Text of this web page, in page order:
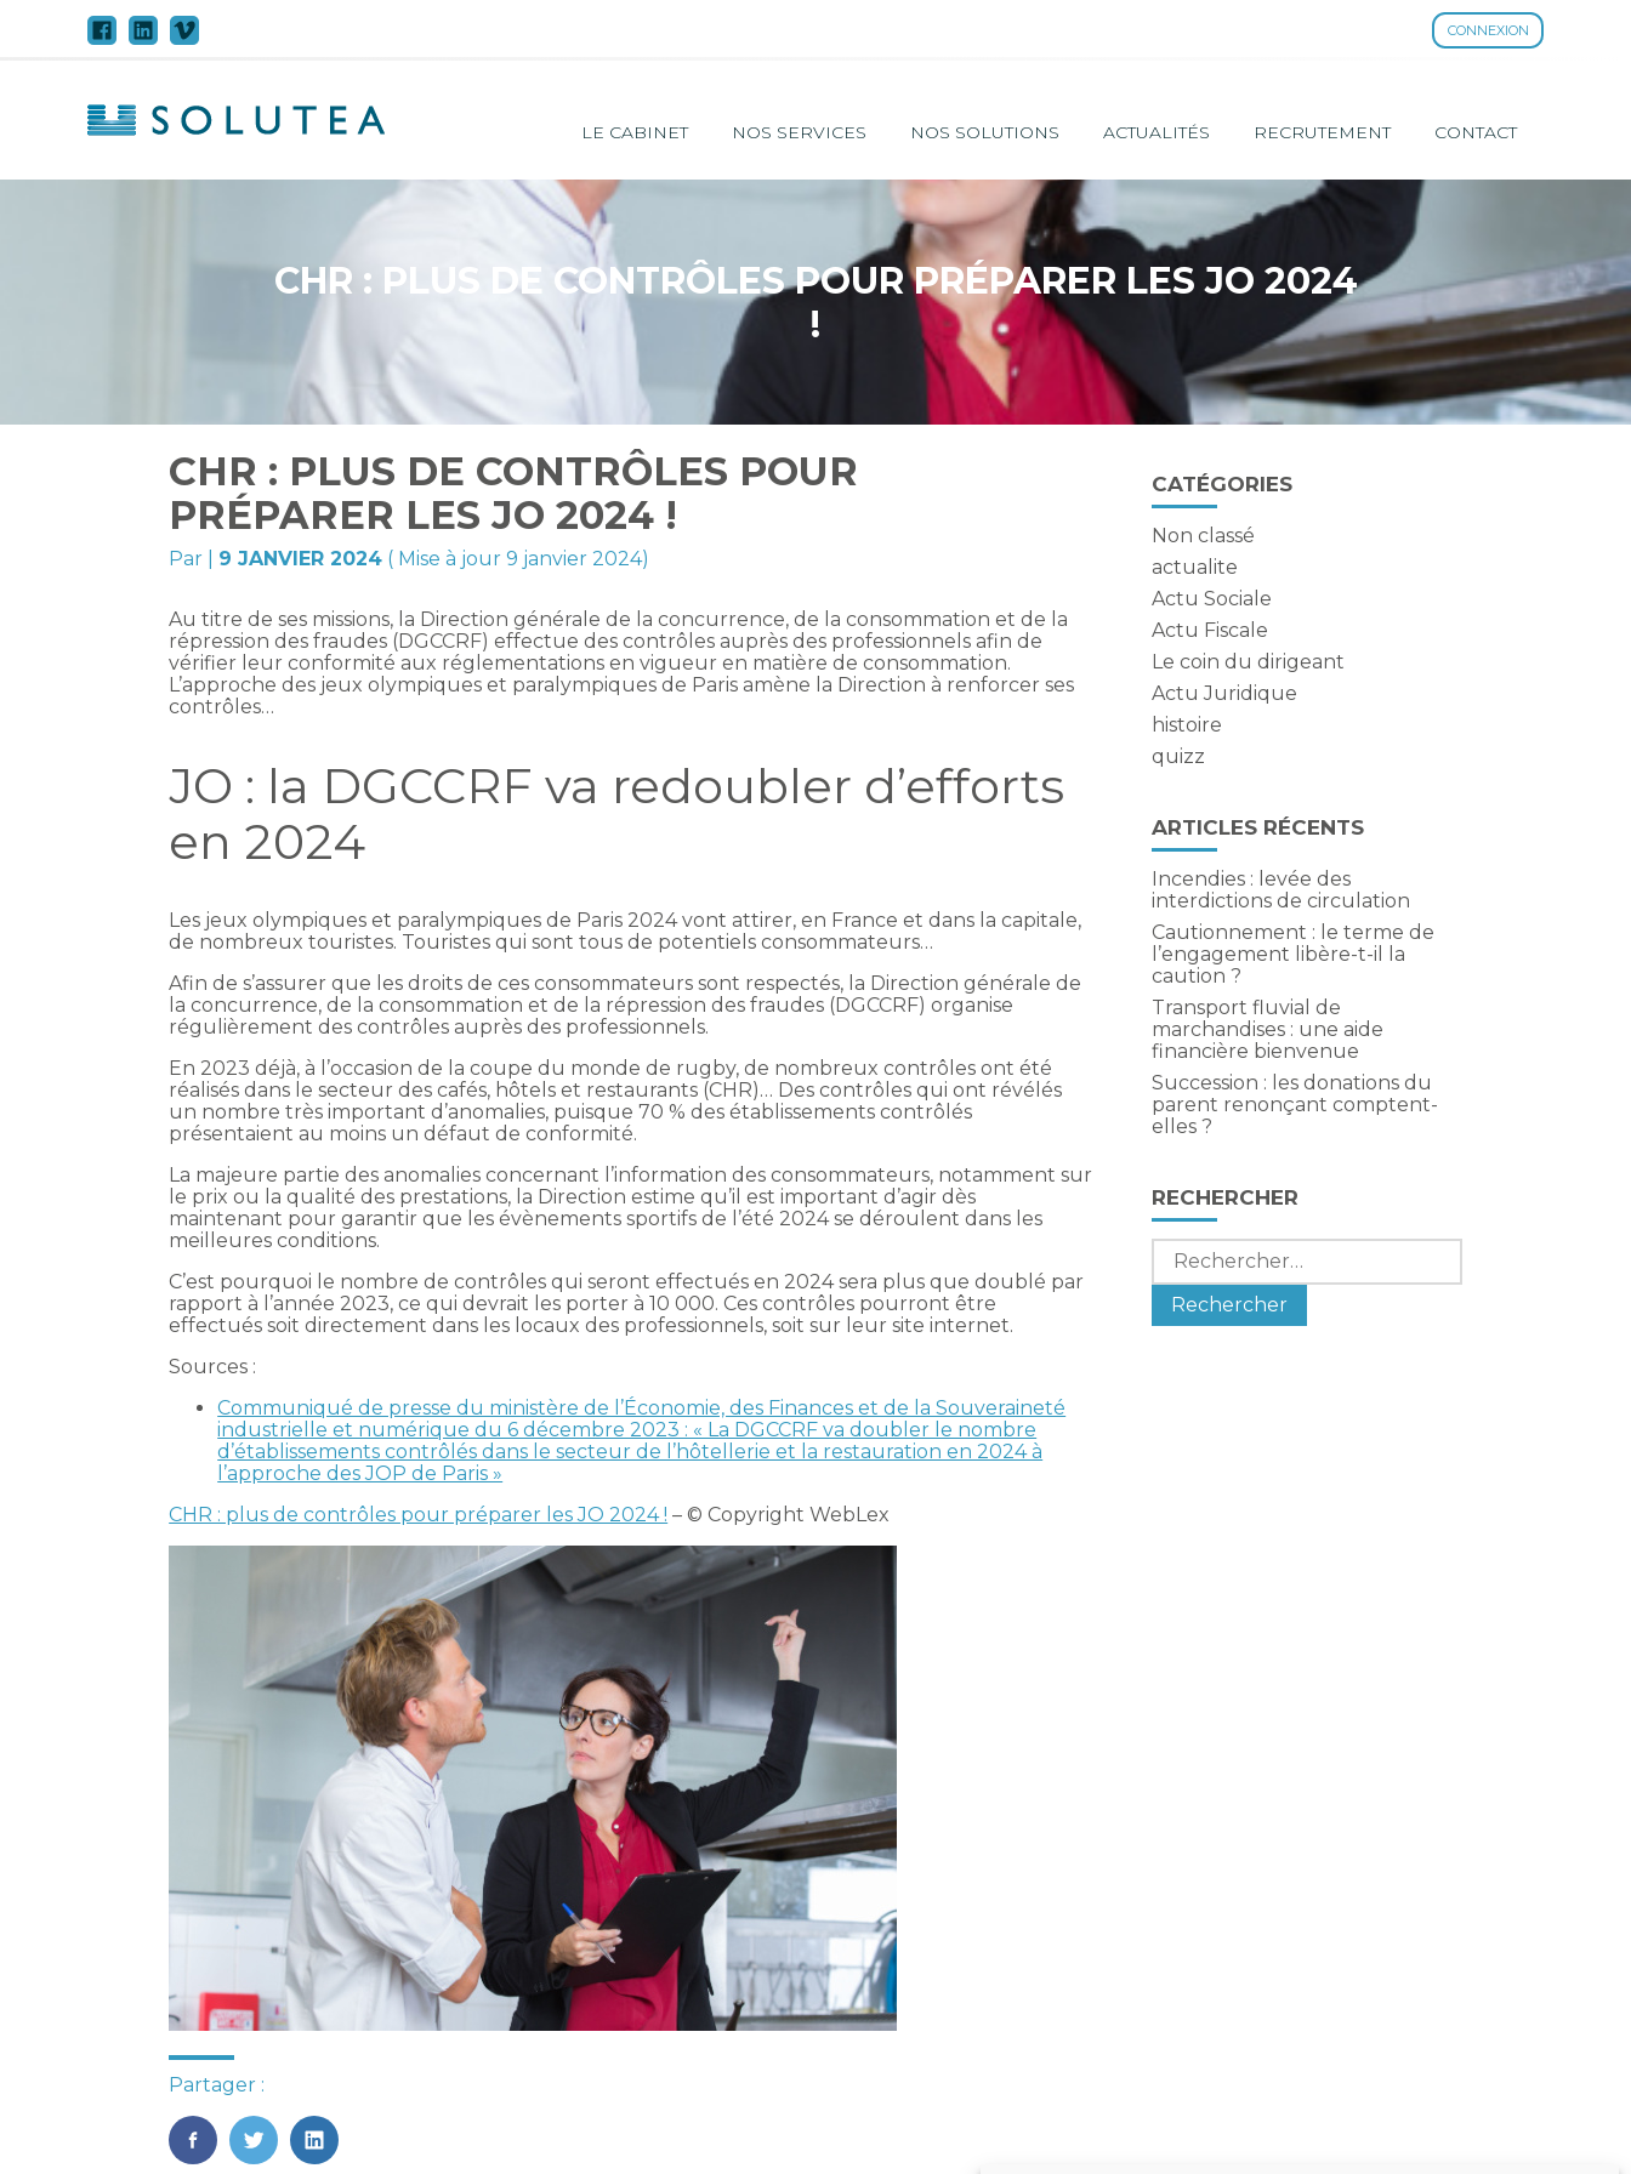
CONNEXION
au
Principal
LE CABINET NOS SERVICES NOS SOLUTIONS ACTUALITÉS RECRUTEMENT CONTACT
CHR : PLUS DE CONTRÔLES POUR PRÉPARER LES JO 2024
!
CHR : PLUS DE CONTRÔLES POUR
PRÉPARER LES JO 2024 !
Par 9 JANVIER 2024 ( Mise à jour 9 janvier 2024)
Au titre de ses missions, la Direction générale de la concurrence, de la consommation et de la
répression des fraudes (DGCCRF) effectue des contrôles auprès des professionnels afin de
vérifier leur conformité aux réglementations en vigueur en matière de consommation.
L’approche des jeux olympiques et paralympiques de Paris amène la Direction à renforcer ses
contrôles…
JO : la DGCCRF va redoubler d’efforts
en 2024
Les jeux olympiques et paralympiques de Paris 2024 vont attirer, en France et dans la capitale,
de nombreux touristes. Touristes qui sont tous de potentiels consommateurs…
Afin de s’assurer que les droits de ces consommateurs sont respectés, la Direction générale de
la concurrence, de la consommation et de la répression des fraudes (DGCCRF) organise
régulièrement des contrôles auprès des professionnels.
En 2023 déjà, à l’occasion de la coupe du monde de rugby, de nombreux contrôles ont été
réalisés dans le secteur des cafés, hôtels et restaurants (CHR)… Des contrôles qui ont révélés
un nombre très important d’anomalies, puisque 70 % des établissements contrôlés
présentaient au moins un défaut de conformité.
La majeure partie des anomalies concernant l’information des consommateurs, notamment sur
le prix ou la qualité des prestations, la Direction estime qu’il est important d’agir dès
maintenant pour garantir que les évènements sportifs de l’été 2024 se déroulent dans les
meilleures conditions.
C’est pourquoi le nombre de contrôles qui seront effectués en 2024 sera plus que doublé par
rapport à l’année 2023, ce qui devrait les porter à 10 000. Ces contrôles pourront être
effectués soit directement dans les locaux des professionnels, soit sur leur site internet.
Sources :
Communiqué de presse du ministère de l’Économie, des Finances et de la Souveraineté
industrielle et numérique du 6 décembre 2023 : « La DGCCRF va doubler le nombre
d’établissements contrôlés dans le secteur de l’hôtellerie et la restauration en 2024 à
l’approche des JOP de Paris »
CHR : plus de contrôles pour préparer les JO 2024 ! – © Copyright WebLex
Partager :
FaceBook
TwitterLinkedIn
Blog
sidebar
CATÉGORIES
Non classé
actualite
Actu Sociale
Actu Fiscale
Le coin du dirigeant
Actu Juridique
histoire
quizz
ARTICLES RÉCENTS
Incendies : levée des
interdictions de circulation
Cautionnement : le terme de
l’engagement libère-t-il la
caution ?
Transport fluvial de
marchandises : une aide
financière bienvenue
Succession : les donations du
parent renonçant comptent-
elles ?
RECHERCHER
Rechercher :